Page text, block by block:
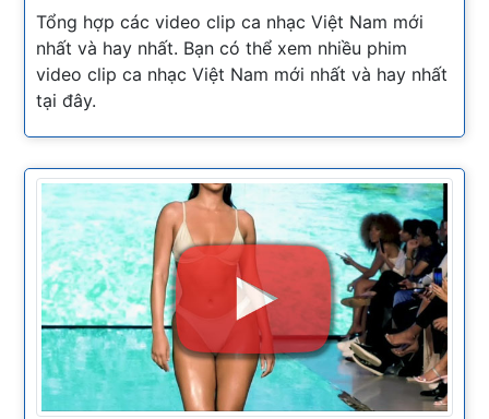
Tổng hợp các video clip ca nhạc Việt Nam mới
nhất và hay nhất. Bạn có thể xem nhiều phim
video clip ca nhạc Việt Nam mới nhất và hay nhất
tại đây.